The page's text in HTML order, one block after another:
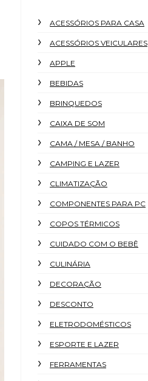
ACESSÓRIOS PARA CASA
ACESSÓRIOS VEICULARES
APPLE
BEBIDAS
BRINQUEDOS
CAIXA DE SOM
CAMA / MESA / BANHO
CAMPING E LAZER
CLIMATIZAÇÃO
COMPONENTES PARA PC
COPOS TÉRMICOS
CUIDADO COM O BEBÊ
CULINÁRIA
DECORAÇÃO
DESCONTO
ELETRODOMÉSTICOS
ESPORTE E LAZER
FERRAMENTAS